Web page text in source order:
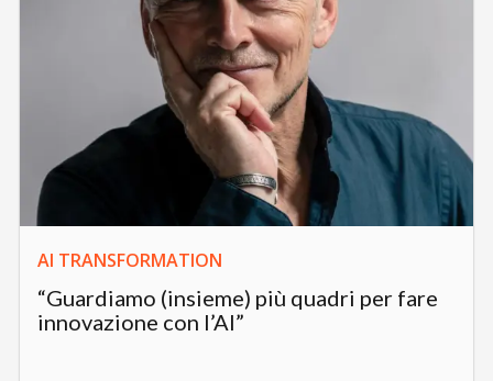
AI TRANSFORMATION
“Guardiamo (insieme) più quadri per fare
innovazione con l’AI”